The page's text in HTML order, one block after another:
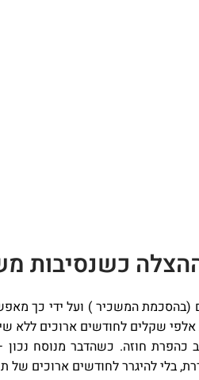
כשנסיבות
(בהסכמת המשכיר ) ועל ידי כך
שקלים לחודשים ארוכים ללא
חוזה. כשהדבר מנוסח נכון
בלי להיגרר לחודשים ארוכים